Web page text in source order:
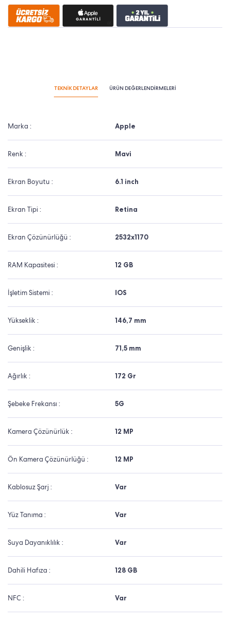
TEKNİK DETAYLAR ÜRÜN DEĞERLENDİRMELERİ
Marka : Apple
Renk : Mavi
Ekran Boyutu : 6.1 inch
Ekran Tipi : Retina
Ekran Çözünürlüğü : 2532x1170
RAM Kapasitesi : 12 GB
İşletim Sistemi : IOS
Yükseklik : 146,7 mm
Genişlik : 71,5 mm
Ağırlık : 172 Gr
Şebeke Frekansı : 5G
Kamera Çözünürlük : 12 MP
Ön Kamera Çözünürlüğü : 12 MP
Kablosuz Şarj : Var
Yüz Tanıma : Var
Suya Dayanıklılık : Var
Dahili Hafıza : 128 GB
NFC : Var